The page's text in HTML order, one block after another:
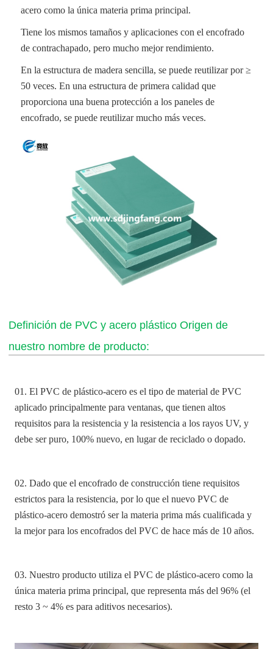
acero como la única materia prima principal.
Tiene los mismos tamaños y aplicaciones con el encofrado
de contrachapado, pero mucho mejor rendimiento.
En la estructura de madera sencilla, se puede reutilizar por ≥
50 veces. En una estructura de primera calidad que
proporciona una buena protección a los paneles de
encofrado, se puede reutilizar mucho más veces.
Definición de PVC y acero plástico Origen de
nuestro nombre de producto:
01. El PVC de plástico-acero es el tipo de material de PVC
aplicado principalmente para ventanas, que tienen altos
requisitos para la resistencia y la resistencia a los rayos UV, y
debe ser puro, 100% nuevo, en lugar de reciclado o dopado.
02. Dado que el encofrado de construcción tiene requisitos
estrictos para la resistencia, por lo que el nuevo PVC de
plástico-acero demostró ser la materia prima más cualificada y
la mejor para los encofrados del PVC de hace más de 10 años.
03. Nuestro producto utiliza el PVC de plástico-acero como la
única materia prima principal, que representa más del 96% (el
resto 3 ~ 4% es para aditivos necesarios).